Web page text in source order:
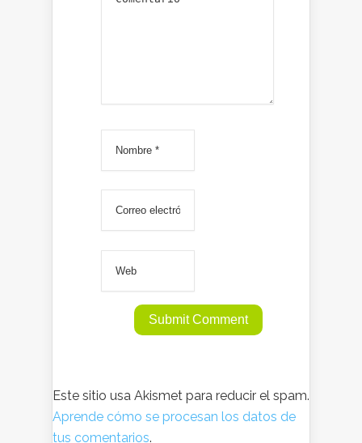
Este sitio usa Akismet para reducir el spam.
Aprende cómo se procesan los datos de
tus comentarios.